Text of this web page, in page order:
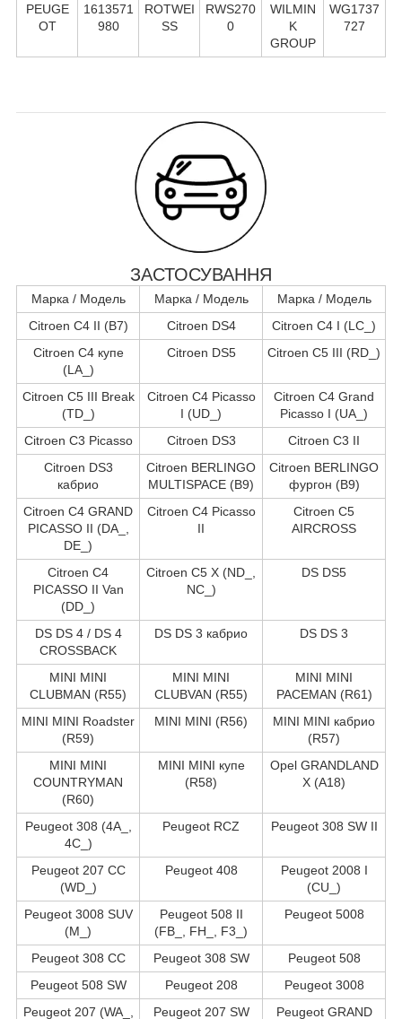
PEUGE
OT
1613571
980
ROTWEI
SS
RWS270
0
WILMIN
K
GROUP
WG1737
727
ЗАСТОСУВАННЯ
Марка / Модель Марка / Модель
Марка / Модель
Citroen C4 II (B7)
Citroen DS4
Citroen C4 I (LC_)
Citroen C4 купе
(LA_)
Citroen DS5 Citroen C5 III (RD_)
Citroen C5 III Break
(TD_)
Citroen C4 Picasso
I (UD_)
Citroen C4 Grand
Picasso I (UA_)
Citroen C3 Picasso
Citroen DS3
Citroen C3 II
Citroen DS3
кабрио
Citroen BERLINGO
MULTISPACE (B9)
Citroen BERLINGO
фургон (B9)
Citroen C4 GRAND
PICASSO II (DA_,
DE_)
Citroen C4 Picasso
II
Citroen C5
AIRCROSS
Citroen C4
PICASSO II Van
(DD_)
Citroen C5 X (ND_,
NC_)
DS DS5
DS DS 4 / DS 4
CROSSBACK
DS DS 3 кабрио DS DS 3
MINI MINI
CLUBMAN (R55)
MINI MINI
CLUBVAN (R55)
MINI MINI
PACEMAN (R61)
MINI MINI Roadster
(R59)
MINI MINI (R56)
MINI MINI кабрио
(R57)
MINI MINI
COUNTRYMAN
(R60)
MINI MINI купе
(R58)
Opel GRANDLAND
X (A18)
Peugeot 308 (4A_,
4C_)
Peugeot RCZ Peugeot 308 SW II
Peugeot 207 CC
(WD_)
Peugeot 408
Peugeot 2008 I
(CU_)
Peugeot 3008 SUV
(M_)
Peugeot 508 II
(FB_, FH_, F3_)
Peugeot 5008
Peugeot 308 CC Peugeot 308 SW
Peugeot 508
Peugeot 508 SW
Peugeot 208
Peugeot 3008
Peugeot 207 (WA_,
Peugeot 207 SW Peugeot GRAND